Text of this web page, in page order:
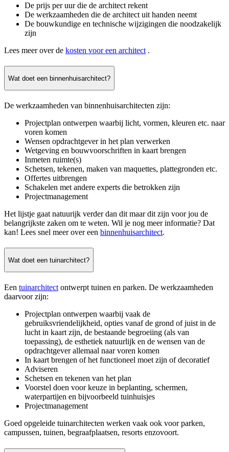
De prijs per uur die de architect rekent
De werkzaamheden die de architect uit handen neemt
De bouwkundige en technische wijzigingen die noodzakelijk
zijn
Lees meer over de kosten voor een architect .
Wat doet een binnenhuisarchitect?
De werkzaamheden van binnenhuisarchitecten zijn:
Projectplan ontwerpen waarbij licht, vormen, kleuren etc. naar
voren komen
Wensen opdrachtgever in het plan verwerken
Wetgeving en bouwvoorschriften in kaart brengen
Inmeten ruimte(s)
Schetsen, tekenen, maken van maquettes, plattegronden etc.
Offertes uitbrengen
Schakelen met andere experts die betrokken zijn
Projectmanagement
Het lijstje gaat natuurijk verder dan dit maar dit zijn voor jou de
belangrijkste zaken om te weten. Wil je nog meer informatie? Dat
kan! Lees snel meer over een binnenhuisarchitect.
Wat doet een tuinarchitect?
Een tuinarchitect ontwerpt tuinen en parken. De werkzaamheden
daarvoor zijn:
Projectplan ontwerpen waarbij vaak de
gebruiksvriendelijkheid, opties vanaf de grond of juist in de
lucht in kaart zijn, de bestaande begroeiing (als van
toepassing), de esthetiek natuurlijk en de wensen van de
opdrachtgever allemaal naar voren komen
In kaart brengen of het functioneel moet zijn of decoratief
Adviseren
Schetsen en tekenen van het plan
Voorstel doen voor keuze in beplanting, schermen,
waterpartijen en bijvoorbeeld tuinhuisjes
Projectmanagement
Goed opgeleide tuinarchitecten werken vaak ook voor parken,
campussen, tuinen, begraafplaatsen, resorts enzovoort.